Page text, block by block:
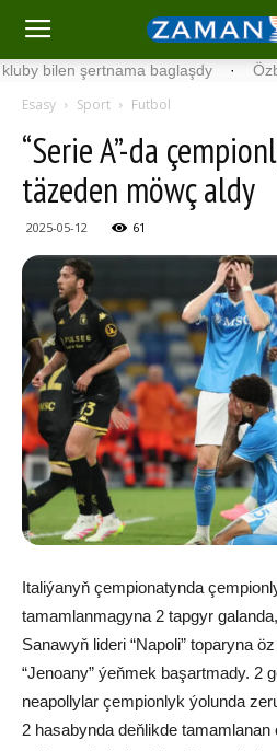
şertnama baglaşdy ·
Esasy Sport Futbol
“Serie A”-da
täzeden möwç aldy
2025-05-12 61
Italiýanyň çempionatynda
tamamlanmagyna 2 tapgyr
Sanawyň lideri “Napoli” toparyna
“Jenoany” ýeňmek başartmady. 2
neapollylar çempionlyk ýolunda
2 hasabynda deňlikde tamamlanan